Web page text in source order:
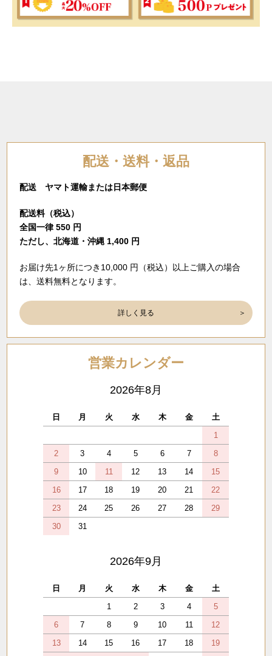
配送・送料・返品
配送 ヤマト運輸または日本郵便
配送料（税込）
全国一律 550 円
ただし、北海道・沖縄 1,400 円
お届け先1ヶ所につき10,000 円（税込）以上ご購入の場合
は、送料無料となります。
詳しく見る
営業カレンダー
2026年8月
日 月 火 水 木 金
土
1
2
3 4 5 6 7
8
9
10 11 12 13 14
15
16
17 18 19 20 21
22
23
24 25 26 27 28
29
30
31
2026年9月
日 月 火 水 木 金
土
1
2 3 4
5
6
7 8 9 10 11
12
13
14 15 16 17 18
19